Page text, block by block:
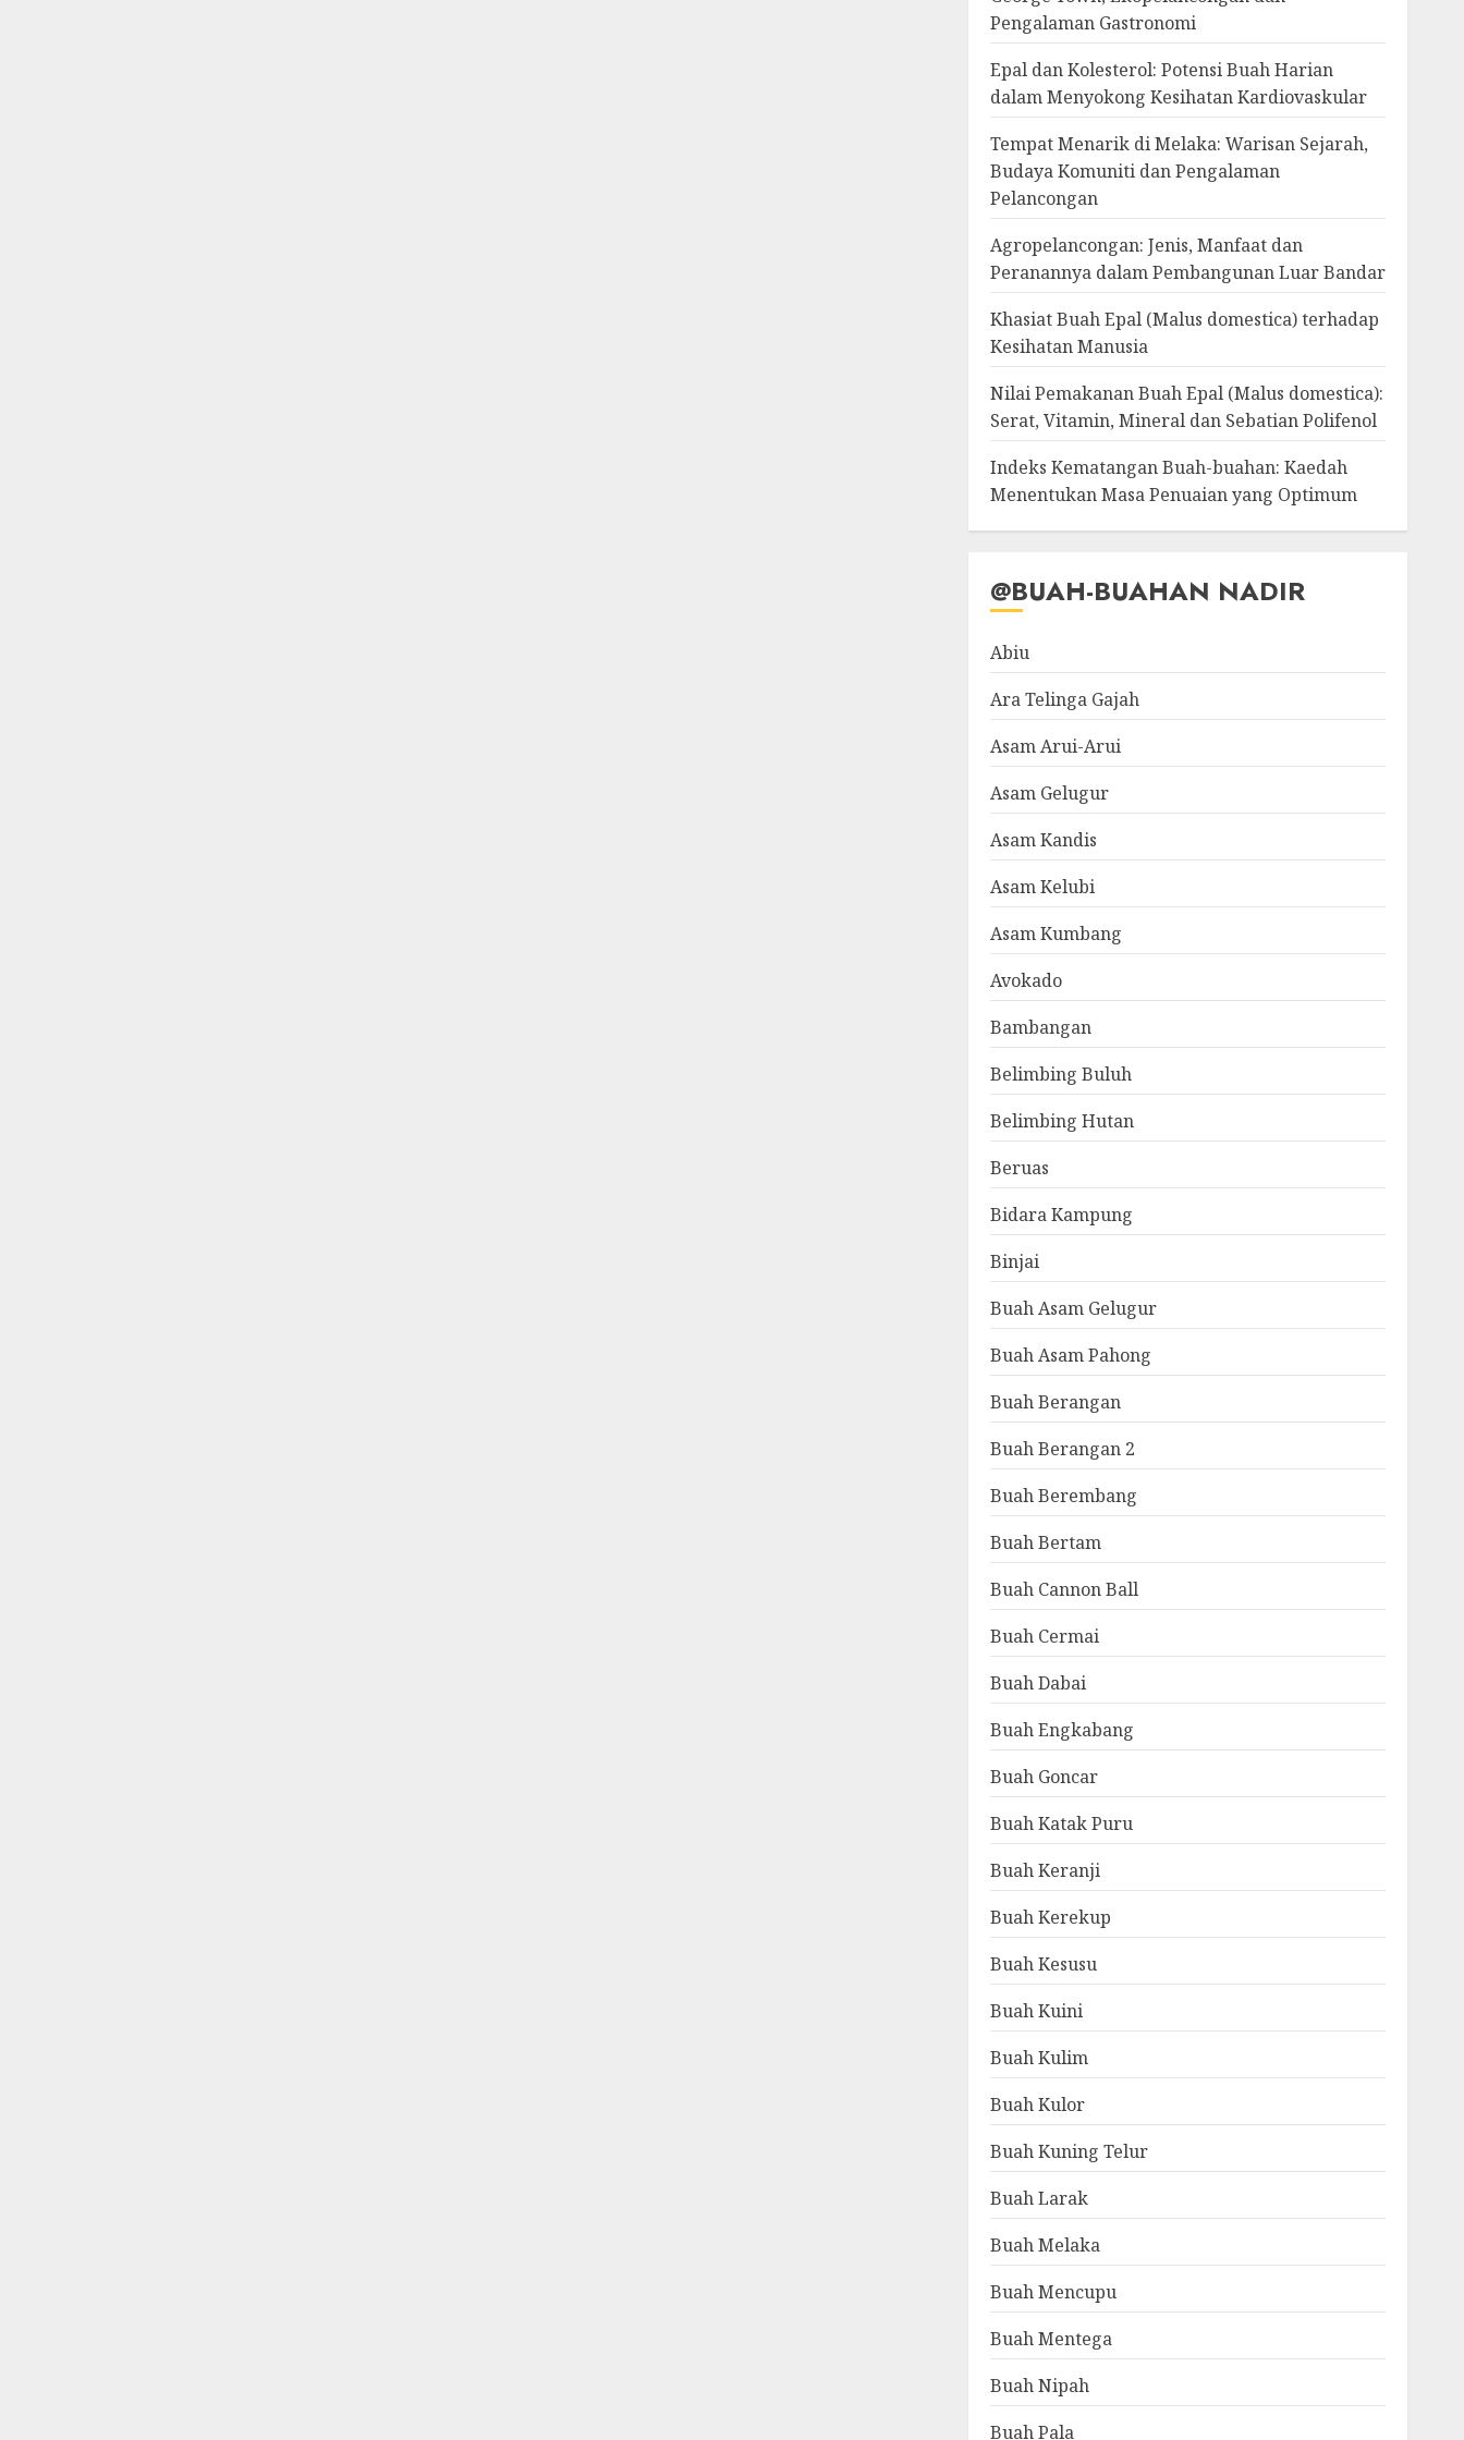
Pengalaman Gastronomi
Epal dan Kolesterol: Potensi Buah Harian
dalam Menyokong Kesihatan Kardiovaskular
Tempat Menarik di Melaka: Warisan Sejarah,
Budaya Komuniti dan Pengalaman
Pelancongan
Agropelancongan: Jenis, Manfaat dan
Peranannya dalam Pembangunan Luar Bandar
Khasiat Buah Epal (Malus domestica) terhadap
Kesihatan Manusia
Nilai Pemakanan Buah Epal (Malus domestica):
Serat, Vitamin, Mineral dan Sebatian Polifenol
Indeks Kematangan Buah-buahan: Kaedah
Menentukan Masa Penuaian yang Optimum
@BUAH-BUAHAN NADIR
Abiu
Ara Telinga Gajah
Asam Arui-Arui
Asam Gelugur
Asam Kandis
Asam Kelubi
Asam Kumbang
Avokado
Bambangan
Belimbing Buluh
Belimbing Hutan
Beruas
Bidara Kampung
Binjai
Buah Asam Gelugur
Buah Asam Pahong
Buah Berangan
Buah Berangan 2
Buah Berembang
Buah Bertam
Buah Cannon Ball
Buah Cermai
Buah Dabai
Buah Engkabang
Buah Goncar
Buah Katak Puru
Buah Keranji
Buah Kerekup
Buah Kesusu
Buah Kuini
Buah Kulim
Buah Kulor
Buah Kuning Telur
Buah Larak
Buah Melaka
Buah Mencupu
Buah Mentega
Buah Nipah
Buah Pala